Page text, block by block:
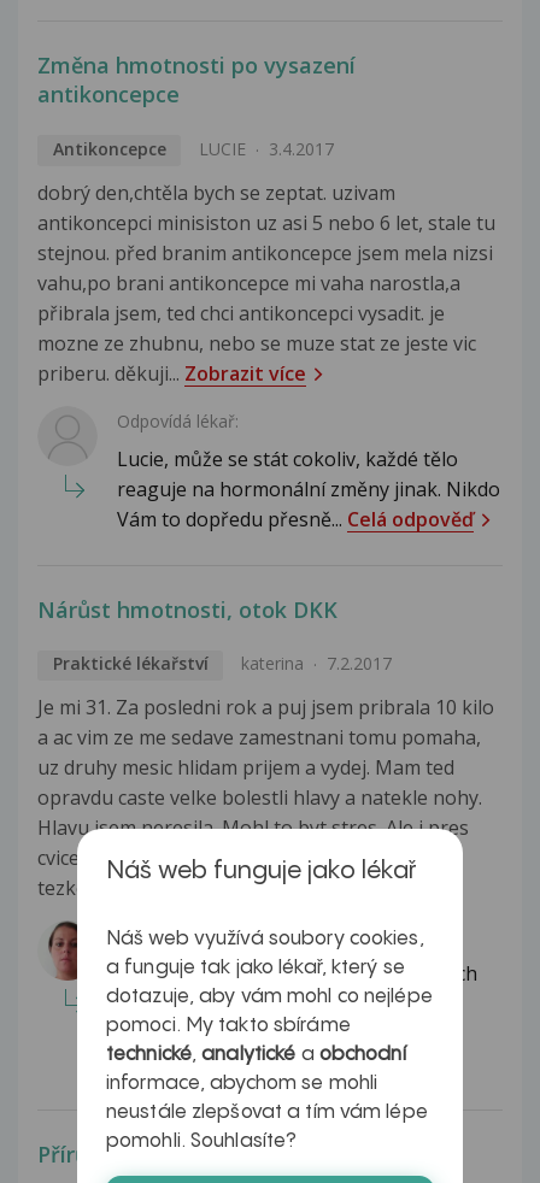
Změna hmotnosti po vysazení
antikoncepce
Antikoncepce LUCIE 3.4.2017
dobrý den,chtěla bych se zeptat. uzivam
antikoncepci minisiston uz asi 5 nebo 6 let, stale tu
stejnou. před branim antikoncepce jsem mela nizsi
vahu,po brani antikoncepce mi vaha narostla,a
přibrala jsem, ted chci antikoncepci vysadit. je
mozne ze zhubnu, nebo se muze stat ze jeste vic
priberu. děkuji... Zobrazit více
Odpovídá lékař:
Lucie, může se stát cokoliv, každé tělo
reaguje na hormonální změny jinak. Nikdo
Vám to dopředu přesně... Celá odpověď
Nárůst hmotnosti, otok DKK
Praktické lékařství katerina 7.2.2017
Je mi 31. Za posledni rok a puj jsem pribrala 10 kilo
a ac vim ze me sedave zamestnani tomu pomaha,
uz druhy mesic hlidam prijem a vydej. Mam ted
opravdu caste velke bolestli hlavy a natekle nohy.
Hlavu jsem neresila. Mohl to byt stres. Ale i pres
cviceni a prochazky mam otekle nohy a jakoby
tezke....
Odpovídá lékař:
Dobrý den, co se otoku a pocitu těžkých
nohou týče, zvážila by jsem původ v
chronické žilní insuficienci,...
Celá odpověď
Přírůstek hmotnosti po Citalecu
Náš web funguje jako lékař
Náš web využívá soubory cookies,
a funguje tak jako lékař, který se
dotazuje, aby vám mohl co nejlépe
pomoci. My takto sbíráme
technické,analytické a obchodní
informace, abychom se mohli
neustále zlepšovat a tím vám lépe
pomohli. Souhlasíte?